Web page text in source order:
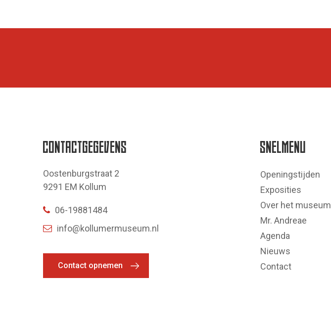
CONTACTGEGEVENS
Oostenburgstraat 2
9291 EM Kollum
06-19881484
info@kollumermuseum.nl
Contact opnemen
SNELMENU
Openingstijden
Exposities
Over het museum
Mr. Andreae
Agenda
Nieuws
Contact